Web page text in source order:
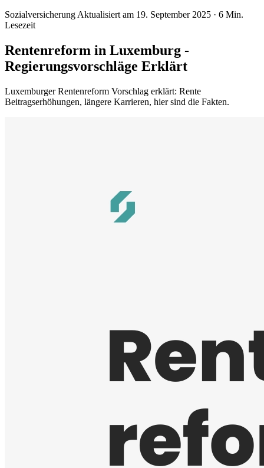
Sozialversicherung Aktualisiert am 19. September 2025 · 6 Min.
Lesezeit
Rentenreform in Luxemburg -
Regierungsvorschläge Erklärt
Luxemburger Rentenreform Vorschlag erklärt: Rente
Beitragserhöhungen, längere Karrieren, hier sind die Fakten.